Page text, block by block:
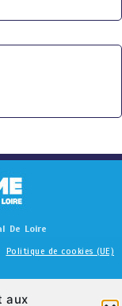
aux
De Loire
Politique de cookies (UE)